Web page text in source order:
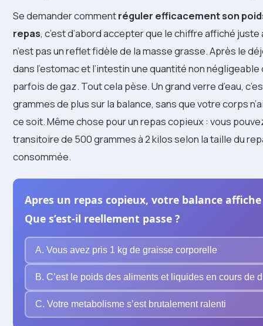
Se demander commentréguler efficacement son
repas, c’est d’abord accepter que le chiffre affiché
n’est pas un reflet fidèle de la masse grasse. Après le
dans l’estomac et l’intestin une quantité non négligeable
parfois de gaz. Tout cela pèse. Un grand verre d’eau,
grammes de plus sur la balance, sans que votre corps
ce soit. Même chose pour un repas copieux : vous
transitoire de 500 grammes à 2 kilos selon la taille du
consommée.
Apres un repas copieux, votre balance
Que s’est-il reellement passe ?
A. Vous avez pris 1 kg de graisse corporelle
B. C’est le poids des aliments et liquides en cours de
C. Votre metabolisme s’est brutalement ralenti